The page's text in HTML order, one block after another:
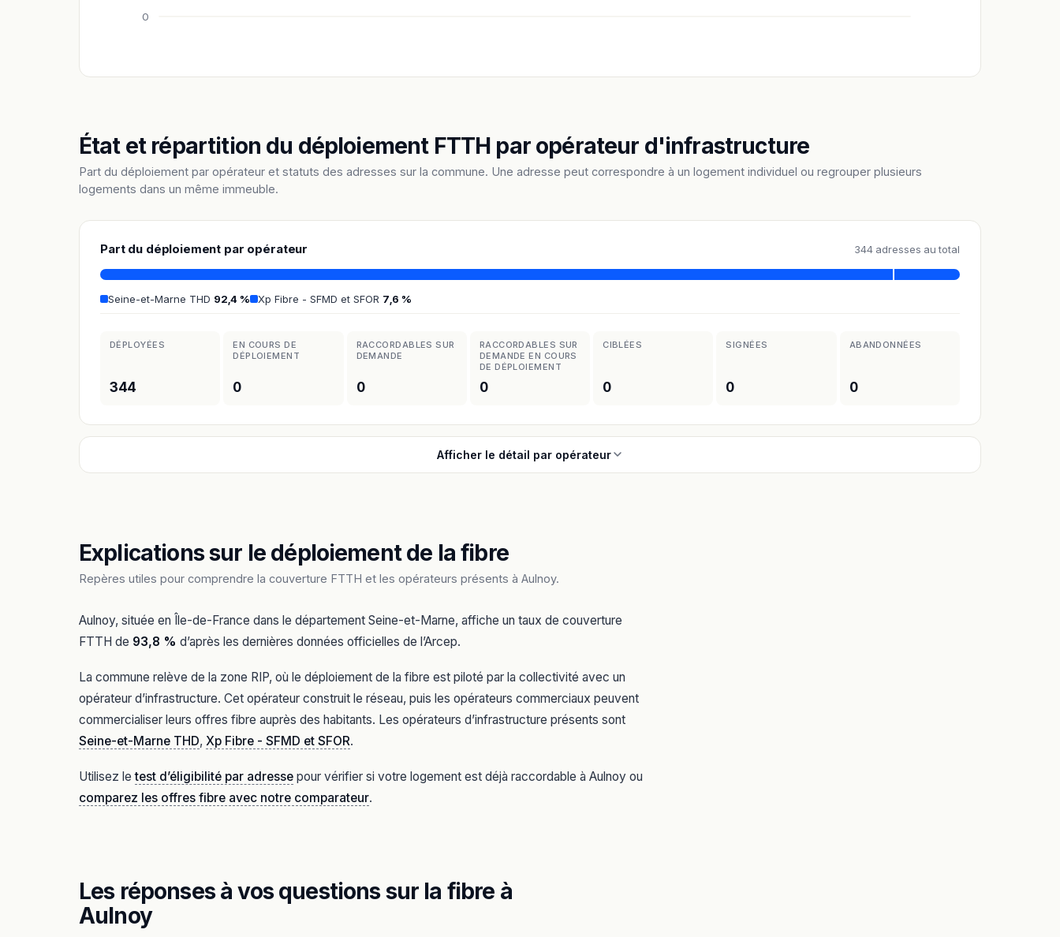
0
État et répartition du déploiement FTTH par opérateur d'infrastructure
Part du déploiement par opérateur et statuts des adresses sur la commune. Une adresse peut correspondre à un logement individuel ou regrouper plusieurs
logements dans un même immeuble.
Part du déploiement par opérateur 344 adresses au total
Seine-et-Marne THD 92,4 % Xp Fibre - SFMD et SFOR 7,6 %
DÉPLOYÉES
344
EN COURS DE
DÉPLOIEMENT
0
RACCORDABLES SUR
DEMANDE
0
RACCORDABLES SUR
DEMANDE EN COURS
DE DÉPLOIEMENT
0
CIBLÉES
0
SIGNÉES
0
ABANDONNÉES
0
Afficher le détail par opérateur
Explications sur le déploiement de la fibre
Repères utiles pour comprendre la couverture FTTH et les opérateurs présents à Aulnoy.
Aulnoy, située en Île-de-France dans le département Seine-et-Marne, affiche un taux de couverture
FTTH de 93,8 % d’après les dernières données officielles de l’Arcep.
La commune relève de la zone RIP, où le déploiement de la fibre est piloté par la collectivité avec un
opérateur d’infrastructure. Cet opérateur construit le réseau, puis les opérateurs commerciaux peuvent
commercialiser leurs offres fibre auprès des habitants. Les opérateurs d’infrastructure présents sont
Seine-et-Marne THD, Xp Fibre - SFMD et SFOR.
Utilisez letest d’éligibilité par adresse pour vérifier si votre logement est déjà raccordable à Aulnoy ou
comparez les offres fibre avec notre comparateur.
Les réponses à vos questions sur la fibre à
Aulnoy